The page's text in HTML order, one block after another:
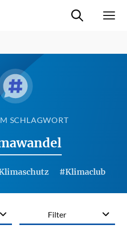
Suche ein-/
SCHLAGWORT
#Klimaclub
Filter